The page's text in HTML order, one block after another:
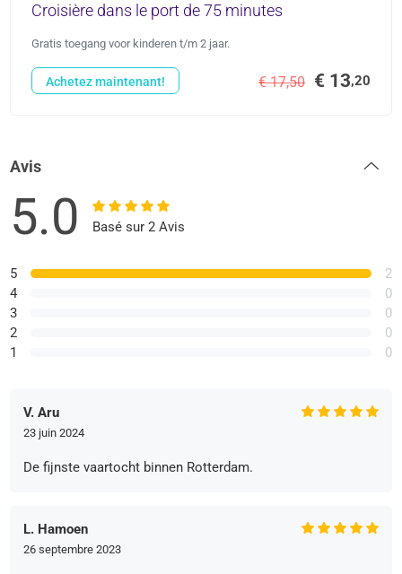
Croisière dans le port de 75 minutes
Gratis toegang voor kinderen t/m 2 jaar.
€ 17,50 € 13,20
Achetez maintenant!
Avis
5.0 Basé sur 2 Avis
5
4
3
2
1
2
0
0
0
0
V. Aru
23 juin 2024
De fijnste vaartocht binnen Rotterdam.
L. Hamoen
26 septembre 2023